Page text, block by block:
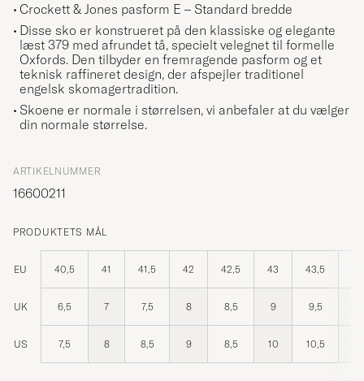
Crockett & Jones pasform E – Standard bredde
Disse sko er konstrueret på den klassiske og elegante
læst 379 med afrundet tå, specielt velegnet til formelle
Oxfords. Den tilbyder en fremragende pasform og et
teknisk raffineret design, der afspejler traditionel
engelsk skomagertradition.
Skoene er normale i størrelsen, vi anbefaler at du vælger
din normale størrelse.
ARTIKELNUMMER
16600211
PRODUKTETS MÅL
EU 40,5 41 41,5 42 42,5 43 43,5
UK 6,5 7 7,5 8 8,5 9 9,5
US 7,5 8 8,5 9 8,5 10 10,5